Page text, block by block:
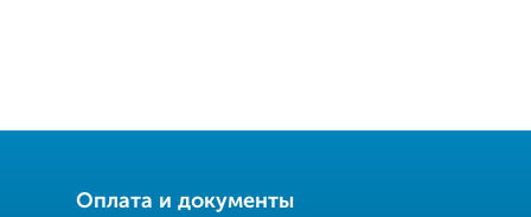
Оплата и документы